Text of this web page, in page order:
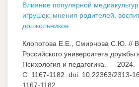
Влияние популярной
игрушек: мнения родителей,
дошкольников
Клопотова Е.Е., Смирнова С.Ю. //
Российского университета
Психология и педагогика. —
C. 1167-1182. doi: 10.22363/2313-
1167-1182